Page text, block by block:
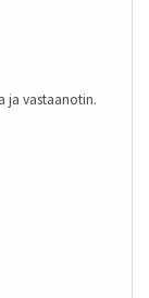
ja vastaanotin.